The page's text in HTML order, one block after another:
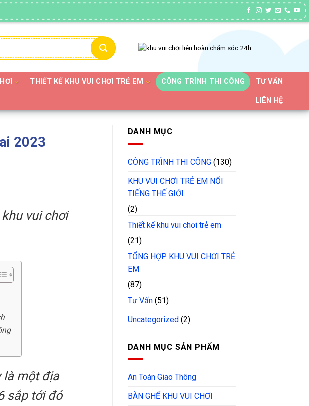
THIẾT KẾ KHU VUI CHƠI TRẺ EM CÔNG TRÌNH THI CÔNG TƯ VẤN
LIÊN HỆ
2023
vui chơi
là một địa
sắp tới đó
DANH MỤC
CÔNG TRÌNH THI CÔNG(130)
KHU VUI CHƠI TRẺ EM NỔI
TIẾNG THẾ GIỚI
(2)
Thiết kế khu vui chơi trẻ em
(21)
TỔNG HỢP KHU VUI CHƠI TRẺ
EM
(87)
Tư Vấn(51)
Uncategorized(2)
DANH MỤC SẢN PHẨM
An Toàn Giao Thông
BÀN GHẾ KHU VUI CHƠI